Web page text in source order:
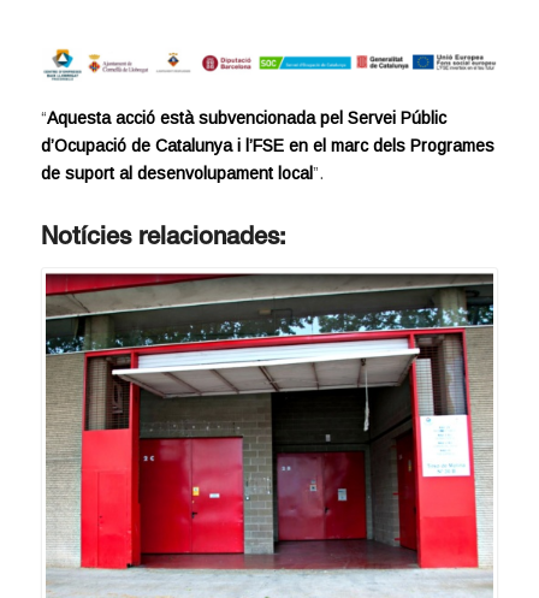
“Aquesta acció està subvencionada pel Servei Públic
d’Ocupació de Catalunya i l’FSE en el marc dels Programes
de suport al desenvolupament local”.
Notícies relacionades: